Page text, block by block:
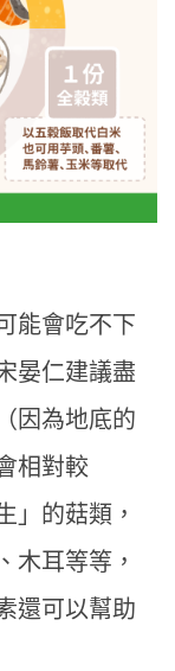
能會吃不下
晏仁建議盡
因為地底的
相對較
」的菇類，
木耳等等，
還可以幫助